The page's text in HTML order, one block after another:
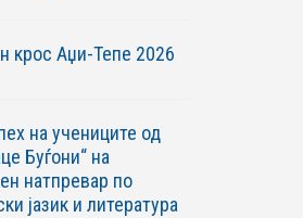
крос Аџи-Тепе 2026
на учениците од
Буѓони“ на
натпревар по
јазик и литература